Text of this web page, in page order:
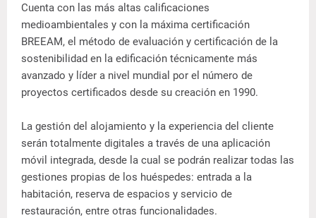
Cuenta con las más altas calificaciones
medioambientales y con la máxima certificación
BREEAM, el método de evaluación y certificación de la
sostenibilidad en la edificación técnicamente más
avanzado y líder a nivel mundial por el número de
proyectos certificados desde su creación en 1990.
La gestión del alojamiento y la experiencia del cliente
serán totalmente digitales a través de una aplicación
móvil integrada, desde la cual se podrán realizar todas las
gestiones propias de los huéspedes: entrada a la
habitación, reserva de espacios y servicio de
restauración, entre otras funcionalidades.